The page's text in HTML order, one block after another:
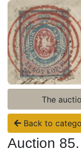
Register
Login
The
Back to
Auction 85.